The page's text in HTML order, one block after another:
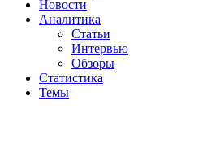
Новости
Аналитика
Статьи
Интервью
Обзоры
Статистика
Темы